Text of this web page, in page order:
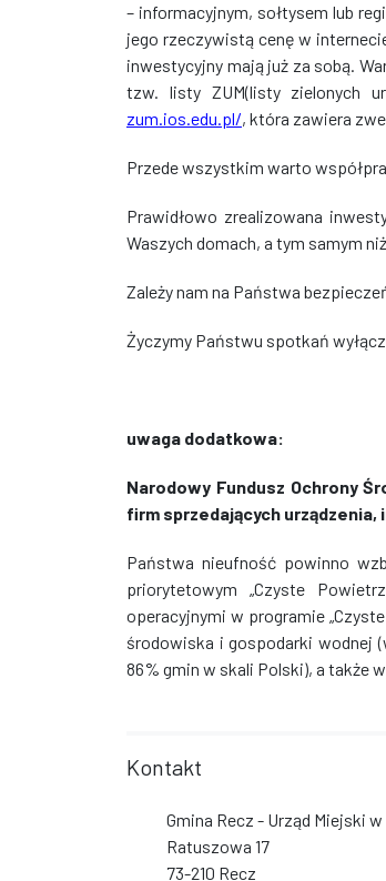
– informacyjnym, sołtysem lub
jego rzeczywistą cenę w
inwestycyjny mają już za sobą.
tzw. listy ZUM(listy zielonych
zum.ios.edu.pl/, która zawiera
Przede wszystkim warto
Prawidłowo zrealizowana
Waszych domach, a tym samym
Zależy nam na Państwa
Życzymy Państwu spotkań
uwaga dodatkowa:
Narodowy Fundusz Ochrony
firm sprzedających
Państwa nieufność powinno
priorytetowym „Czyste
operacyjnymi w programie
środowiska i gospodarki wodnej
86% gmin w skali Polski), a także
Kontakt
Gmina Recz - Urząd Miejski w
Ratuszowa 17
73-210 Recz